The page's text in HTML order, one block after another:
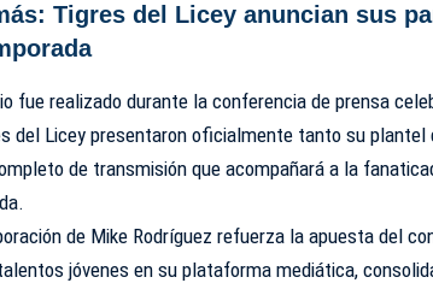
Tigres del Licey anuncian sus
fue realizado durante la conferencia de prensa
del Licey presentaron oficialmente tanto su plantel
de transmisión que acompañará a la
de Mike Rodríguez refuerza la apuesta del
jóvenes en su plataforma mediática,